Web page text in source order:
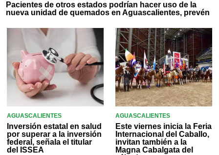
Pacientes de otros estados podrían hacer uso de la
nueva unidad de quemados en Aguascalientes, prevén
AGUASCALIENTES
Inversión estatal en salud
por superar a la inversión
federal, señala el titular
del ISSEA
AGUASCALIENTES
Este viernes inicia la Feria
Internacional del Caballo,
invitan también a la
Magna Cabalgata del